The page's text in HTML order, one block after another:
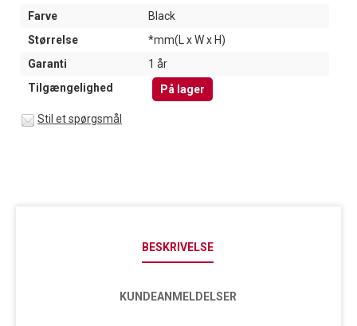
Farve
Black
Størrelse
*mm(L x W x H)
Garanti
1 år
Tilgængelighed
På lager
Stil et spørgsmål
BESKRIVELSE
KUNDEANMELDELSER